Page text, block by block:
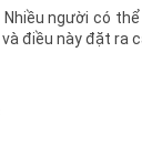
người có
điều này đặt ra